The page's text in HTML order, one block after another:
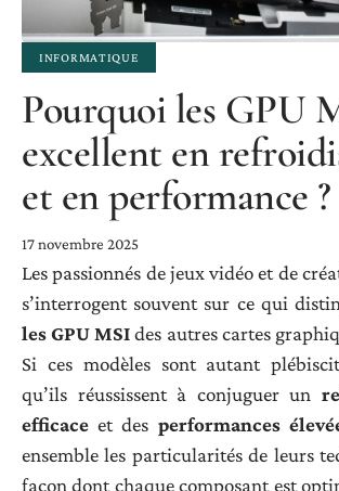
INFORMATIQUE
Pourquoi les GPU
excellent en
et en performance ?
17 novembre 2025
Les passionnés de jeux vidéo et de
s’interrogent souvent sur ce qui
les GPU MSIdes autres cartes
Si ces modèles sont autant
qu’ils réussissent à conjuguer un
efficace et des performances
ensemble les particularités de leurs
façon dont chaque composant est